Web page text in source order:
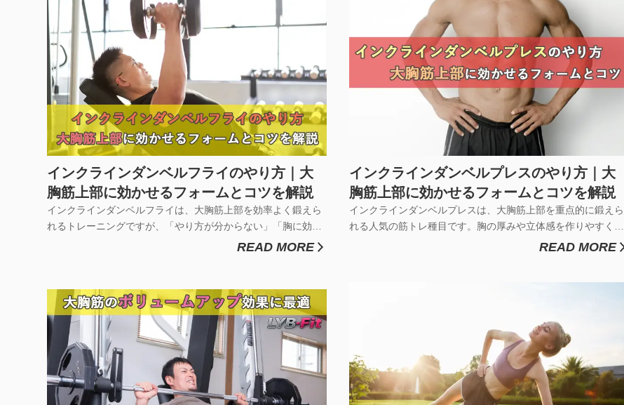
インクラインダンベルフライのやり方｜大
胸筋上部に効かせるフォームとコツを解説
インクラインダンベルフライは、大胸筋上部を効率よく鍛えら
れるトレーニングですが、「やり方が分からない」「胸に効か
ない」と悩む方も多いのではないでしょうか。今回は、初心者
宅トレーニングでしっ...
READ MORE
インクラインダンベルプレスのやり方｜大
胸筋上部に効かせるフォームとコツを解説
インクラインダンベルプレスは、大胸筋上部を重点的に鍛えら
れる人気の筋トレ種目です。胸の厚みや立体感を作りやすく、
自宅トレーニングでも取り入れている方が増えています。しか
READ MORE